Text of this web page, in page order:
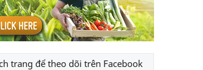
trang để theo dõi trên Facebook